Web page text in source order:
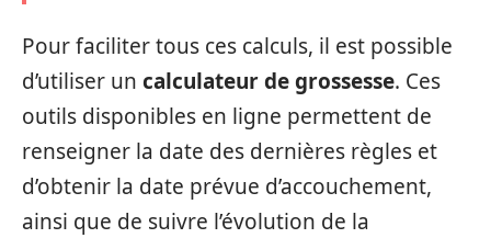
Pour faciliter tous ces calculs, il est possible
d’utiliser un calculateur de grossesse. Ces
outils disponibles en ligne permettent de
renseigner la date des dernières règles et
d’obtenir la date prévue d’accouchement,
ainsi que de suivre l’évolution de la